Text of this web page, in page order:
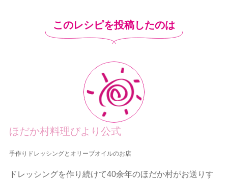
このレシピを投稿したのは
ほだか村料理びより公式
手作りドレッシングとオリーブオイルのお店
ドレッシングを作り続けて40余年のほだか村がお送りす